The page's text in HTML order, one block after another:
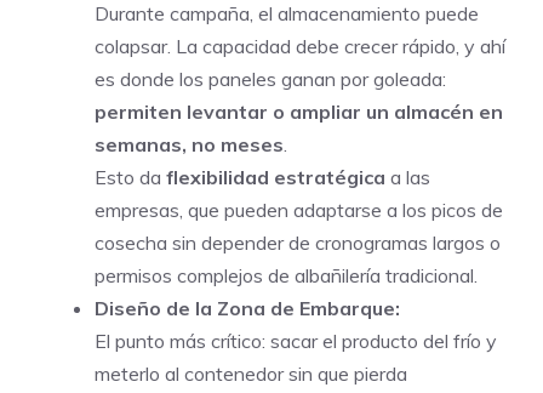
Durante campaña, el almacenamiento puede
colapsar. La capacidad debe crecer rápido, y ahí
es donde los paneles ganan por goleada:
permiten levantar o ampliar un almacén en
semanas, no meses.
Esto da flexibilidad estratégica a las
empresas, que pueden adaptarse a los picos de
cosecha sin depender de cronogramas largos o
permisos complejos de albañilería tradicional.
Diseño de la Zona de Embarque:
El punto más crítico: sacar el producto del frío y
meterlo al contenedor sin que pierda